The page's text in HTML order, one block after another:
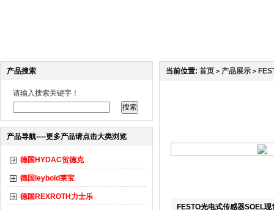
产品搜索
请输入搜索关键字！
产品导航----更多产品请点击大类浏览
德国HYDAC贺德克
德国leybold莱宝
德国REXROTH力士乐
当前位置: 首页 > 产品展示 >
FESTO光电式传感器SOEL现